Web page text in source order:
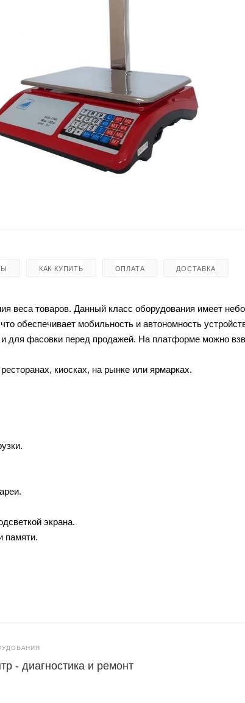
КАК КУПИТЬ ОПЛАТА ДОСТАВКА
веса товаров. Данный класс оборудования имеет
обеспечивает мобильность и автономность
для фасовки перед продажей. На платформе можно
киосках, на рынке или ярмарках.
экрана.
памяти.
- диагностика и ремонт